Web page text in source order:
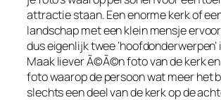
attractie staan. Een enorme kerk of
landschap met een klein mensje
dus eigenlijk twee ‘hoofdonderwerpen’
Maak liever Ã©Ã©n foto van de kerk
foto waarop de persoon wat meer het
slechts een deel van de kerk op de